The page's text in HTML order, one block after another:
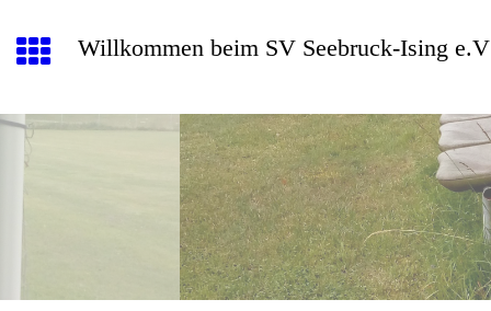
Willkommen beim SV Seebruck-Ising e.V